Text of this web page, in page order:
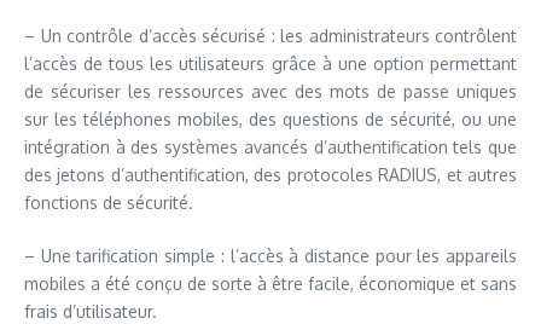
– Un contrôle d’accès sécurisé : les administrateurs contrôlent
l’accès de tous les utilisateurs grâce à une option permettant
de sécuriser les ressources avec des mots de passe uniques
sur les téléphones mobiles, des questions de sécurité, ou une
intégration à des systèmes avancés d’authentification tels que
des jetons d’authentification, des protocoles RADIUS, et autres
fonctions de sécurité.
– Une tarification simple : l’accès à distance pour les appareils
mobiles a été conçu de sorte à être facile, économique et sans
frais d’utilisateur.